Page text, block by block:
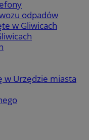
odpadów
w Gliwicach
w Urzędzie miasta